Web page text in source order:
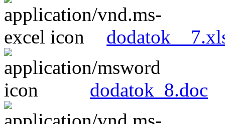
dodatok_8.doc